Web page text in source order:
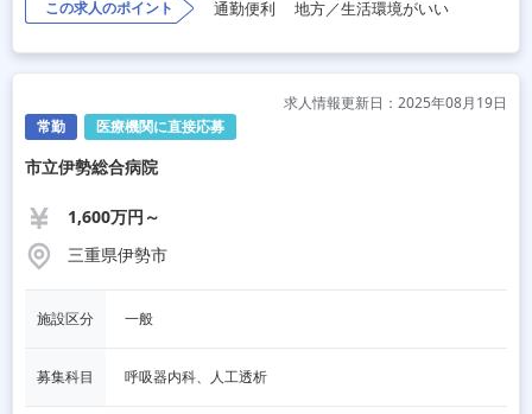
この求人のポイント 通勤便利 地方／生活環境がいい
常勤 医療機関に直接応募
求人情報更新日：2025年08月19日
市立伊勢総合病院
1,600万円～
三重県伊勢市
施設区分 一般
募集科目 呼吸器内科、人工透析